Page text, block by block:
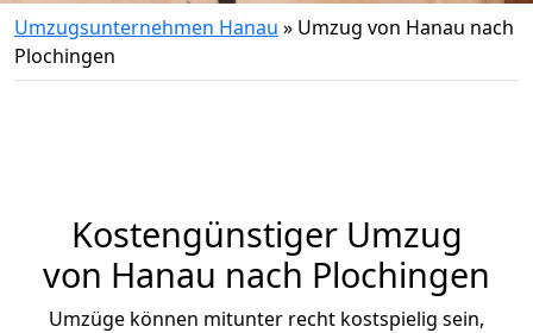
Umzugsunternehmen Hanau » Umzug von Hanau nach
Plochingen
Kostengünstiger Umzug
von Hanau nach Plochingen
Umzüge können mitunter recht kostspielig sein,